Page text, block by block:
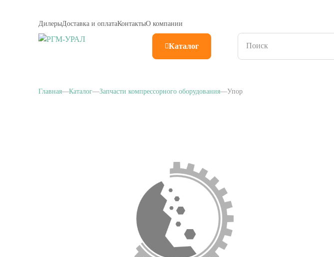
ДилерыДоставка и оплатаКонтактыО компании
Каталог
Главная Каталог Запчасти компрессорного оборудования Упор